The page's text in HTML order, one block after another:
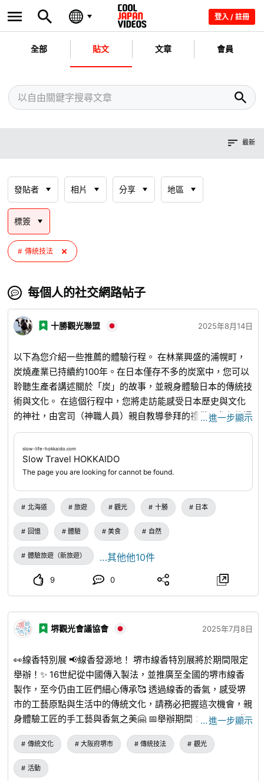
登入 / 註冊
全部 貼文 文章 會員
最新
發貼者 相片 分享 地區
標簽
傳統技法
每個人的社交網路帖子
十勝觀光聯盟 2025年8月14日
以下為您介紹一些推薦的體驗行程。 在林業興盛的浦幌町，
炭燒產業已持續約100年。在日本僅存不多的炭窯中，您可以
聆聽生產者講述關於「炭」的故事，並親身體驗日本的傳統技
術與文化。 在這個行程中，您將走訪能感受日本歷史與文化
的神社，由宮司（神職人員）親自教導參拜的禮儀，參拜後還
能抽籤，並體驗日本的茶道款待。此外，您還能體驗麻糬製作
（搗麻糬），這是一種日本傳統儀式，將麻糬搗製成獻給神明
的供品。您將親手製作並品嚐紅豆麻糬和雜煮（麻糬湯）。搗
麻糬是日本的傳統儀式，旨在感謝神明並分享神力。由於這是
一項多人協作的活動，因此也能成為加深與家人和社區成員之
間聯繫的機會。 下午將體驗炭燒。在日本，自古以來便使用
傳統技術將木材炭化以製造木炭。用炭火燒烤可以引出食材的
甜味，使其更加美味，還具有吸附雜質淨化水質的效果，以及
吸附並去除引起難聞氣味的物質，達到除臭的效果。 在本行
程中，您將體驗用炭火燒烤的食材的美味。 我們希望人們能
與平時難以接觸到的生產者互動，了解他們的不同想法，並品
嚐當地的文化和食物。我們希望透過這些體驗，人們能獲得新
有興趣，請透過以下網址申請。
slow-life-hokkaido.com
…進一步顯示
slow-life-hokkaido.com
Slow Travel HOKKAIDO
The page you are looking for cannot be found.
北海道 旅遊 觀光 十勝 日本
回憶 體驗 美食 自然
體驗旅遊（新旅遊） …其他他10件
9 0
堺觀光會議協會 2025年7月8日
👀線香特別展 📢線香發源地！ 堺市線香特別展將於期間限定
舉辦！✨ 16世紀從中國傳入製法，並推廣至全國的堺市線香
製作，至今仍由工匠們細心傳承🥰 透過線香的香氣，感受堺
市的工藝原點與生活中的傳統文化，請務必把握這次機會，親
身體驗工匠的手工藝與香氣之美🤗 📅舉辦期間：7月18日（週
五）〜7月27日（週日） 📍地點：堺傳匠館2樓 TAKUMI
EXHIBITION ※7月26日的線香製作體驗已截止報名。 衷心期
盼各位蒞臨👨‍👩‍👧‍👦
…進一步顯示
傳統文化 大阪府堺市 傳統技法 觀光
活動